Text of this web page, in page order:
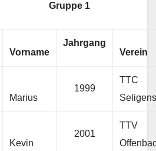
Gruppe 1
Vorname
Jahrgang
Verein
Marius
1999
TTC
Kevin
2001
TTV